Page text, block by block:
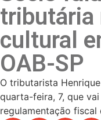
tributária
cultural
OAB-SP
O tributarista
quarta-feira, 7, que
regulamentação